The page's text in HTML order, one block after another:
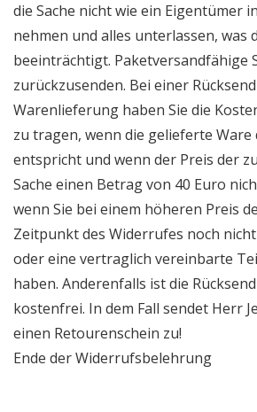
die Sache nicht wie ein Eigentümer
nehmen und alles unterlassen, was
beeinträchtigt. Paketversandfähige
zurückzusenden. Bei einer
Warenlieferung haben Sie die
zu tragen, wenn die gelieferte
entspricht und wenn der Preis der
Sache einen Betrag von 40 Euro
wenn Sie bei einem höheren Preis
Zeitpunkt des Widerrufes noch
oder eine vertraglich vereinbarte
haben. Anderenfalls ist die
kostenfrei. In dem Fall sendet Herr
einen Retourenschein zu!
Ende der Widerrufsbelehrung